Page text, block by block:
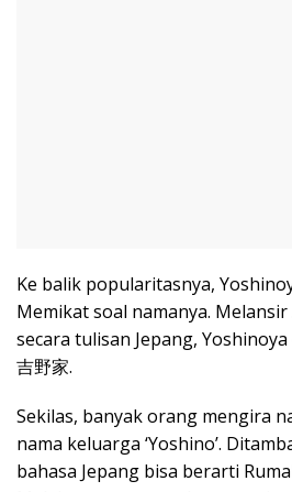
Ke balik popularitasnya,
Memikat soal namanya. Melansir
secara tulisan Jepang,
吉野家.
Sekilas, banyak orang mengira
nama keluarga ‘Yoshino’.
bahasa Jepang bisa berarti